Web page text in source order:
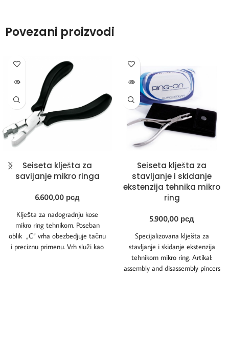
Povezani proizvodi
Seiseta klješta za
savijanje mikro ringa
6.600,00 рсд
Klješta za nadogradnju kose
mikro ring tehnikom. Poseban
oblik „C“ vrha obezbedjuje tačnu
i preciznu primenu. Vrh služi kao
Seiseta klješta za
stavljanje i skidanje
ekstenzija tehnika mikro
ring
5.900,00 рсд
Specijalizovana klješta za
stavljanje i skidanje ekstenzija
tehnikom mikro ring. Artikal:
assembly and disassembly pincers